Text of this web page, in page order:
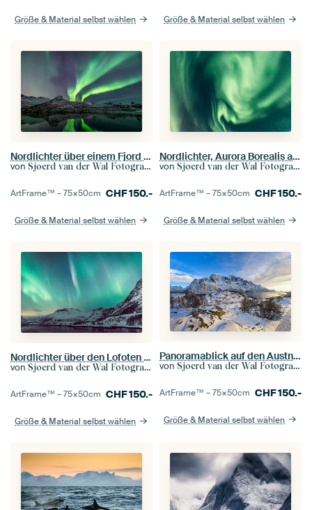
Größe & Material selbst wählen Größe & Material selbst wählen
Nordlichter über einem Fjord auf den Lofoten in Norwegen
von Sjoerd van der Wal Fotografie
ArtFrame™ –75×50cm CHF150.-
Größe & Material selbst wählen
Nordlichter, Aurora Borealis am Nachthimmel
von Sjoerd van der Wal Fotografie
ArtFrame™ –75×50cm CHF150.-
Größe & Material selbst wählen
Nordlichter über den Lofoten im Winter in Norwegen
von Sjoerd van der Wal Fotografie
ArtFrame™ –75×50cm CHF150.-
Größe & Material selbst wählen
Panoramablick auf den Austnesfjorden im Winter auf den Lofoten
von Sjoerd van der Wal Fotografie
ArtFrame™ –75×50cm CHF150.-
Größe & Material selbst wählen